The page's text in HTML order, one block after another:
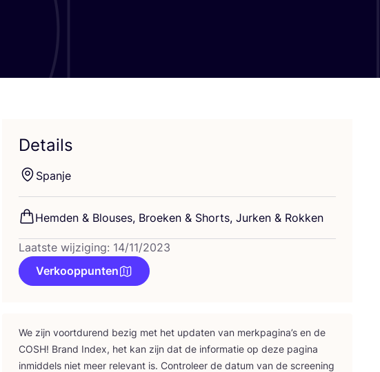
Details
Span­je
Hem­den & Blou­ses, Broe­ken & Shorts, Jur­ken & Rokken
Laatste wijziging: 14/11/2023
Verkooppunten
We zijn voort­du­rend bezig met het upda­ten van merk­pa­gi­na’s en de
COSH! Brand Index, het kan zijn dat de infor­ma­tie op deze pagi­na
inmid­dels niet meer rele­vant is. Con­tro­leer de datum van de scree­ning